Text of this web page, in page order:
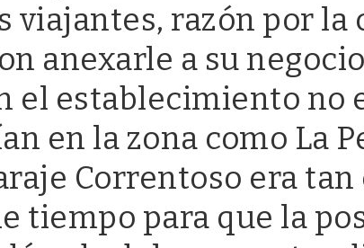
viajantes, razón por la
anexarle a su
el establecimiento no
en la zona como La
Correntoso era
tiempo para que la